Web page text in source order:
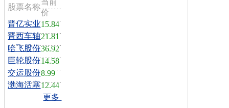
股票名称
当前
价
晋亿实业15.84
晋西车轴21.81
哈飞股份36.92
巨轮股份14.58
交运股份8.99
渤海活塞12.44
更多